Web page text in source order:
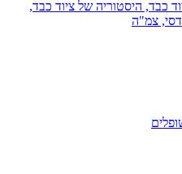
כבד, היסטוריה של ציוד כבד,
צמ"ה